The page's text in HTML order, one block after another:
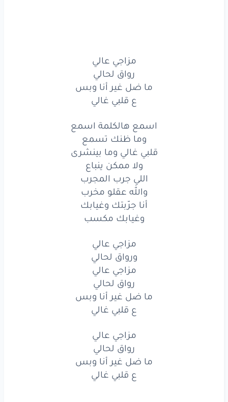
ما ضل
أنا
ع قلبيغالي
هالكلمة
وما ظنك تسمع
غاليوما بينشرى
ولاممكنينباع
الليجربالمجرب
واللهعقلومخرب
وغيابك مكسب
مزاجيعالي
ورواقلحالي
مزاجي
عالي
رواقلحالي
ما ضلغيرأناوبس
مزاجي عالي
رواق لحالي
ما ضل غير أنا وبس
ع قلبي غالي
اسمع هالكلمة اسمع
وما ظنك تسمع
قلبي غالي وما بينشرى
ولا ممكن ينباع
اللي جرب المجرب
والله عقلو مخرب
أنا جرّبتك وغيابك
وغيابك مكسب
مزاجي عالي
ورواق لحالي
مزاجي عالي
رواق لحالي
ما ضل غير أنا وبس
ع قلبي غالي
مزاجي عالي
رواق لحالي
ما ضل غير أنا وبس
ع قلبي غالي